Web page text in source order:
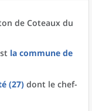
de Coteaux du
la commune de
(27) dont le chef-